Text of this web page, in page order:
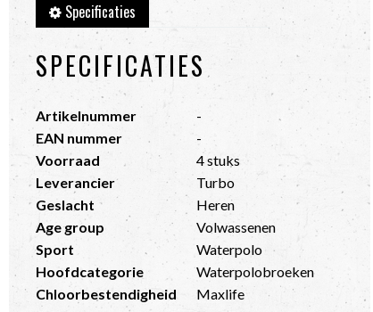
Specificaties
SPECIFICATIES
Artikelnummer
-
EAN nummer
-
Voorraad
4 stuks
Leverancier
Turbo
Geslacht
Heren
Age group
Volwassenen
Sport
Waterpolo
Hoofdcategorie
Waterpolobroeken
Chloorbestendigheid
Maxlife